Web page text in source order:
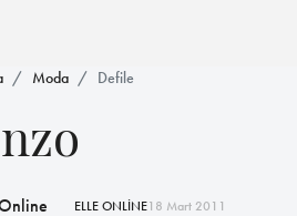
Moda Defile
ELLE ONLİNE18 Mart 2011